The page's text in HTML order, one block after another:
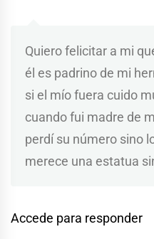
Quiero felicitar a mi
él es padrino de mi
si el mío fuera cuido
cuando fui madre de
perdí su número sino
merece una estatua
Accede para responder